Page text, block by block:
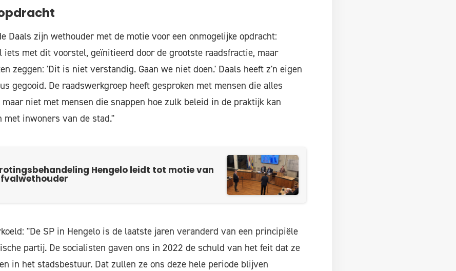
Daals zijn wethouder met de motie voor een onmogelijke opdracht:
iets met dit voorstel, geïnitieerd door de grootste raadsfractie, maar
zeggen: 'Dit is niet verstandig. Gaan we niet doen.' Daals heeft z'n eigen
gegooid. De raadswerkgroep heeft gesproken met mensen die alles
niet met mensen die snappen hoe zulk beleid in de praktijk kan
met inwoners van de stad."
Hengelo leidt tot motie van
"De SP in Hengelo is de laatste jaren veranderd van een principiële
partij. De socialisten gaven ons in 2022 de schuld van het feit dat ze
in het stadsbestuur. Dat zullen ze ons deze hele periode blijven